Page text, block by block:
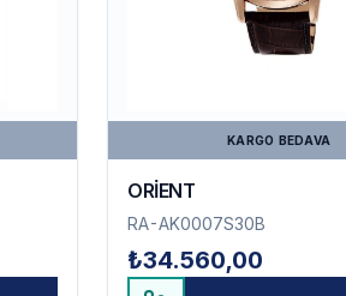
KARGO BEDAVA
ORİENT
RA-AK0007S30B
₺34.560,00